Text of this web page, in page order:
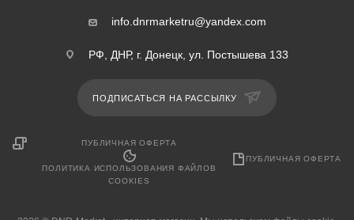
info.dnrmarketru@yandex.com
РФ, ДНР, г. Донецк, ул. Постышева 133
ПОДПИСАТЬСЯ НА РАССЫЛКУ
ПУБЛИЧНАЯ ОФЕРТА
ПОЛИТИКА ИСПОЛЬЗОВАНИЯ ФАЙЛОВ
COOKIES
ПУБЛИЧНАЯ ОФЕРТА